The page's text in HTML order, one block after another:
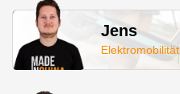
Jens
Elektromobilität